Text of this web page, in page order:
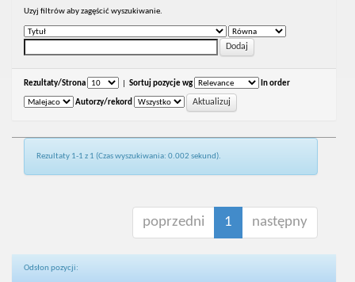
Uzyj filtrów aby zagęścić wyszukiwanie.
Rezultaty/Strona Sortuj pozycje wg In order
Autorzy/rekord
Rezultaty 1-1 z 1 (Czas wyszukiwania: 0.002 sekund).
poprzedni 1 następny
Odsłon pozycji: